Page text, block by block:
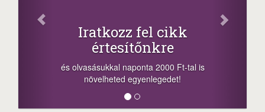
Iratkozz fel cikk
értesítőnkre
és olvasásukkal naponta 2000 Ft-tal is
növelheted egyenlegedet!